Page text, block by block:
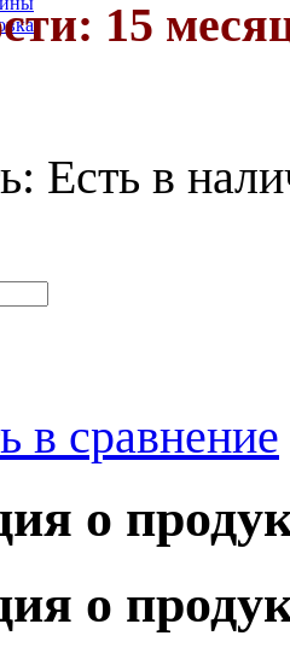
15
Есть в
в сравнение
о
о